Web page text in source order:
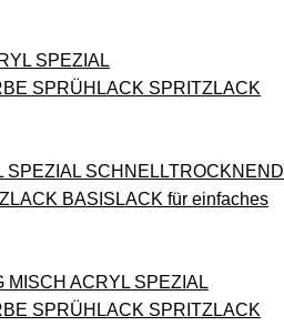
SPEZIAL
SPRÜHLACK SPRITZLACK
SPEZIAL SCHNELLTROCKNEND
BASISLACK für einfaches
MISCH ACRYL SPEZIAL
SPRÜHLACK SPRITZLACK